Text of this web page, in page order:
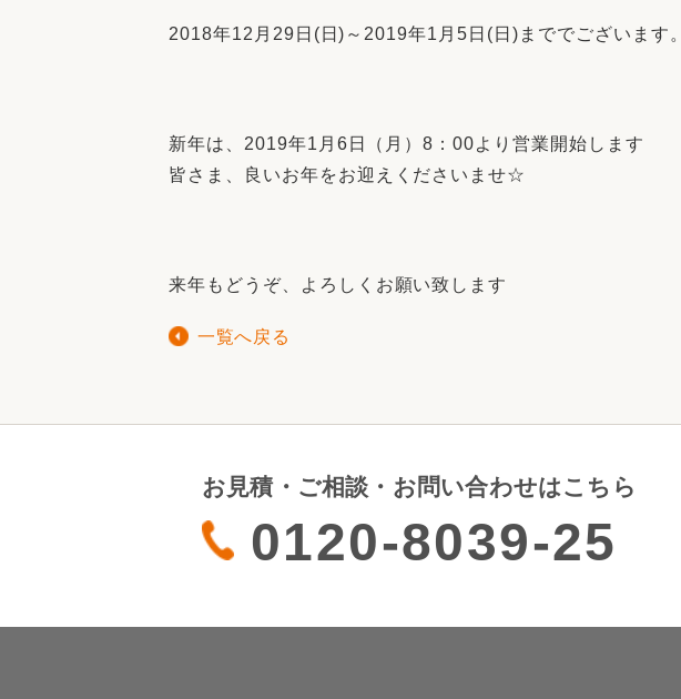
2018年12月29日(日)～2019年1月5日(日)まででございます。
新年は、2019年1月6日（月）8：00より営業開始します
皆さま、良いお年をお迎えくださいませ☆
来年もどうぞ、よろしくお願い致します
一覧へ戻る
お見積・ご相談・お問い合わせはこちら
0120-8039-25